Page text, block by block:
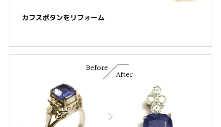
カフスボタンをリフォーム
Before
After